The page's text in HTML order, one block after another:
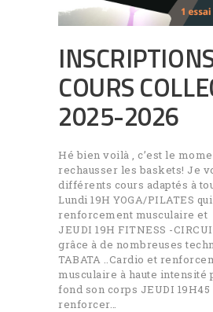
COURS
2025-2026
Hé bien voilà , c’est le
rechausser les baskets! Je
différents cours adaptés à
Lundi 19H YOGA/PILATES
renforcement musculaire et
JEUDI 19H FITNESS -
grâce à de nombreuses
TABATA ..Cardio et
musculaire à haute intensité
fond son corps JEUDI 19H45
renforcer…